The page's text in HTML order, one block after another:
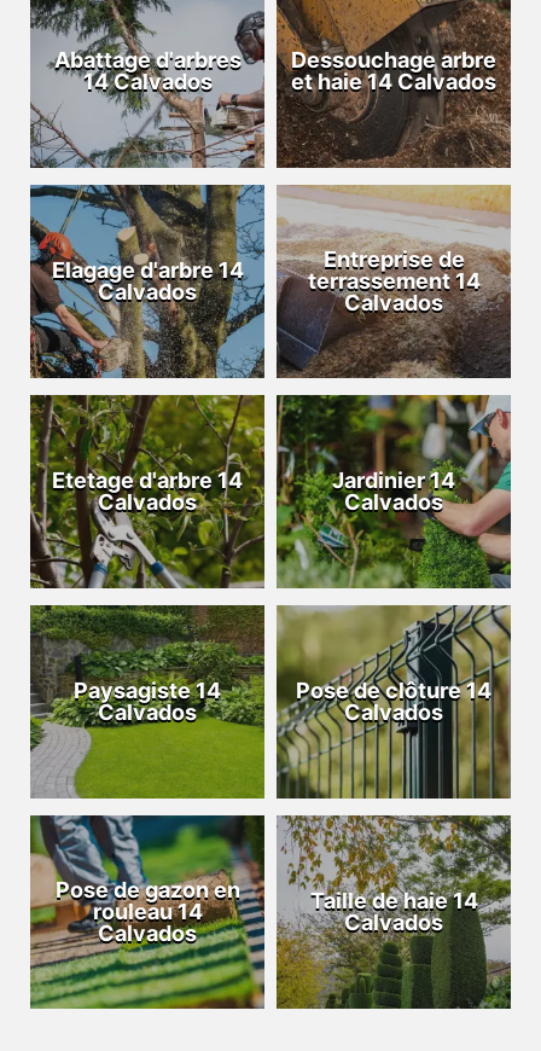
Abattage d'arbres
14 Calvados
Dessouchage arbre
et haie 14 Calvados
Elagage d'arbre 14
Calvados
Entreprise de
terrassement 14
Calvados
Etetage d'arbre 14
Calvados
Jardinier 14
Calvados
Paysagiste 14
Calvados
Pose de clôture 14
Calvados
Pose de gazon en
rouleau 14
Calvados
Taille de haie 14
Calvados